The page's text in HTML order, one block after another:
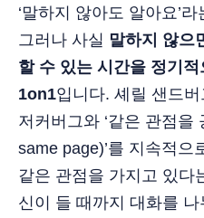
‘말하지 않아도 알아요’
그러나 사실 말하지 않으
할 수 있는 시간을 정기
1on1입니다. 셰릴 샌드
저커버그와 ‘같은 관점
same page)’를 지속적으
같은 관점을 가지고 있다
신이 들 때까지 대화를